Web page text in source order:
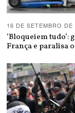
16 DE SETEMBRO DE
‘Bloqueiem tudo’:
França e paralisa